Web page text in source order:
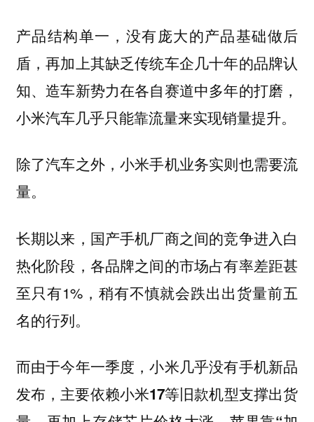
产品结构单一，没有庞大的产品基础做后
盾，再加上其缺乏传统车企几十年的品牌认
知、造车新势力在各自赛道中多年的打磨，
小米汽车几乎只能靠流量来实现销量提升。
除了汽车之外，小米手机业务实则也需要流
量。
长期以来，国产手机厂商之间的竞争进入白
热化阶段，各品牌之间的市场占有率差距甚
至只有1%，稍有不慎就会跌出出货量前五
名的行列。
而由于今年一季度，小米几乎没有手机新品
发布，主要依赖小米17等旧款机型支撑出货